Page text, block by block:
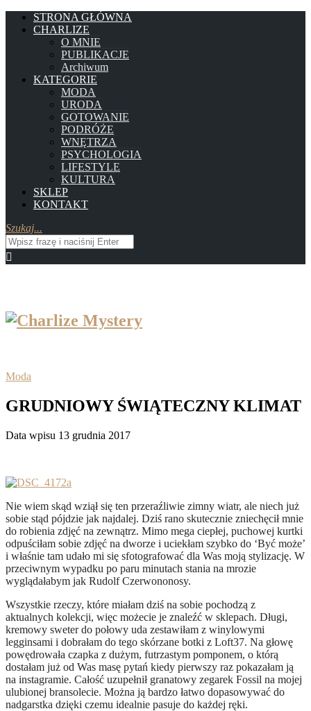
STRONA GŁÓWNA
CHARLIZE
O MNIE
PUBLIKACJE
Archiwum
KATEGORIE
MODA
URODA
GOTOWANIE
PODRÓŻE
WNĘTRZA
PSYCHOLOGIA
LIFESTYLE
KULTURA
SKLEP
KONTAKT
Szukaj...
Moda
GRUDNIOWY ŚWIĄTECZNY KLIMAT
Data wpisu 13 grudnia 2017
Nie wiem skąd wziął się ten przeraźliwie zimny wiatr, ale niech już
sobie stąd pójdzie jak najdalej. Dziś rano skutecznie zniechęcił mnie
do robienia zdjęć na zewnątrz. Mimo mega ciepłej, puchowej kurtki
odpuściłam sobie zdjęć na dworze i uciekłam szybko do ‘Być może’
i właśnie tam udało mi się sfotografować dla Was moją stylizację. W
przeciwnym wypadku po paru minutach stania na mrozie
wyglądałabym jak Rudolf Czerwononosy.
Wszystkie rzeczy, które miałam dziś na sobie pochodzą z
aktualnych kolekcji, więc możecie je znaleźć w sklepach. Długi,
kremowy sweter do połowy uda zestawiłam z winylowymi
legginsami i dobrałam do tego skórzane botki z Loft37. Na głowę
powędrowała czapka z dużym, futrzastym pomponem, o którą
dostałam już od Was masę pytań kiedy pierwszy raz pokazałam ją
na instagramie. Całość uzupełnił granatowy zegarek Fossil na mojej
ulubionej bransolecie. Można ją bardzo łatwo dopasowywać do
nadgarstka dzięki czemu idealnie pasuje do każdej ręki.